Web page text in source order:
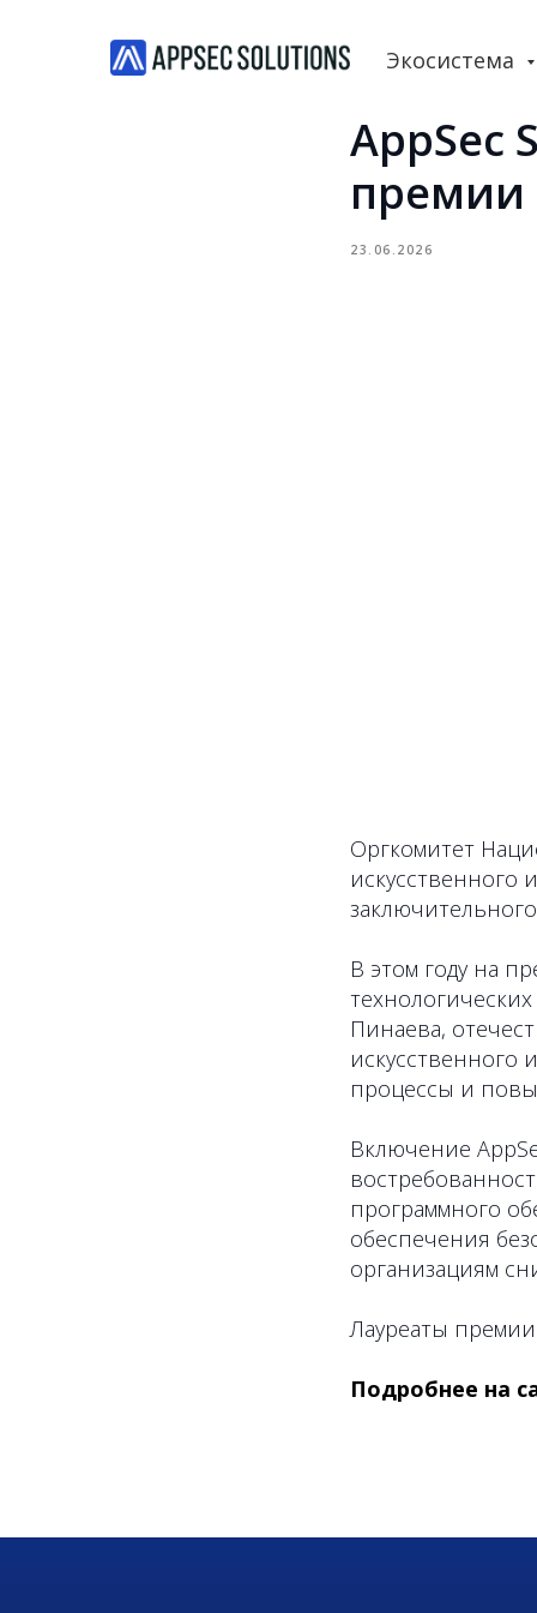
Экосистема
AppSec
премии
23.06.2026
Оргкомитет
искусственного
В этом году на
Пинаева,
искусственного
процессы и
Включение
программного
обеспечения
организациям
Лауреаты
Подробнее на